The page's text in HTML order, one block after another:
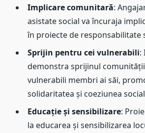
Implicare comunitară:
asistate social va încuraja
în proiecte de responsabilitate
Sprijin pentru cei vulnerabili:
demonstra sprijinul
vulnerabili membri ai săi,
solidaritatea și coeziunea
Educație și sensibilizare:
la educarea și sensibilizarea